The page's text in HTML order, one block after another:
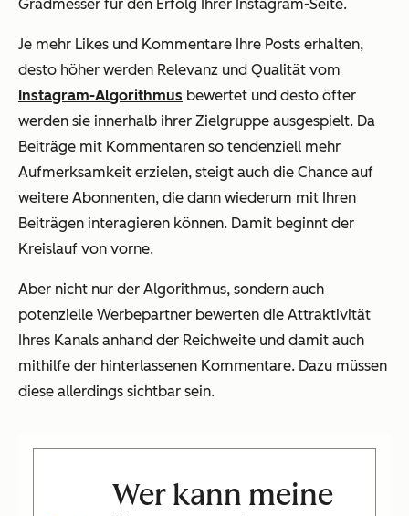
Gradmesser für den Erfolg Ihrer Instagram-Seite.
Je mehr Likes und Kommentare Ihre Posts erhalten,
desto höher werden Relevanz und Qualität vom
Instagram-Algorithmus bewertet und desto öfter
werden sie innerhalb ihrer Zielgruppe ausgespielt. Da
Beiträge mit Kommentaren so tendenziell mehr
Aufmerksamkeit erzielen, steigt auch die Chance auf
weitere Abonnenten, die dann wiederum mit Ihren
Beiträgen interagieren können. Damit beginnt der
Kreislauf von vorne.
Aber nicht nur der Algorithmus, sondern auch
potenzielle Werbepartner bewerten die Attraktivität
Ihres Kanals anhand der Reichweite und damit auch
mithilfe der hinterlassenen Kommentare. Dazu müssen
diese allerdings sichtbar sein.
Wer kann meine